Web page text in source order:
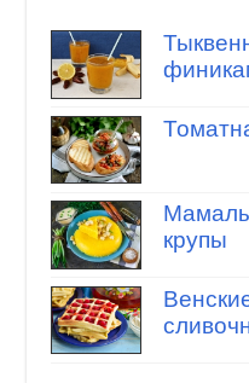
крупы